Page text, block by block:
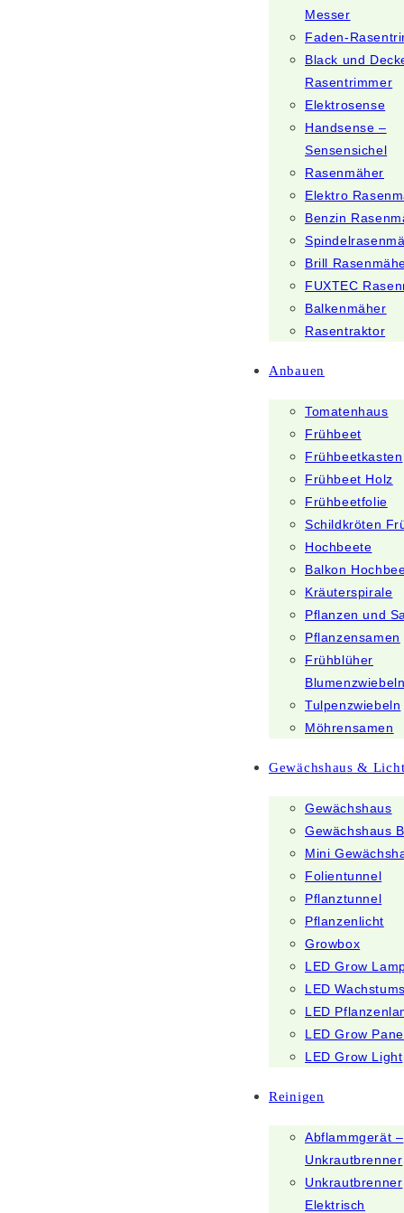
Messer
Faden-
Black und
Rasentrimmer
Elektrosense
Handsense –
Sensensichel
Rasenmäher
Elektro
Benzin
Brill
FUXTEC
Balkenmäher
Rasentraktor
Anbauen
Tomatenhaus
Frühbeet
Frühbeetkasten
Frühbeet Holz
Frühbeetfolie
Schildkröten
Hochbeete
Balkon
Kräuterspirale
Pflanzen und
Pflanzensamen
Frühblüher
Blumenzwiebeln
Tulpenzwiebeln
Möhrensamen
Gewächshaus & Licht
Gewächshaus
Gewächshaus
Mini
Folientunnel
Pflanztunnel
Pflanzenlicht
Growbox
LED Grow
LED
LED
LED Grow
LED Grow Light
Reinigen
Abflammgerät –
Unkrautbrenner
Unkrautbrenner
Elektrisch